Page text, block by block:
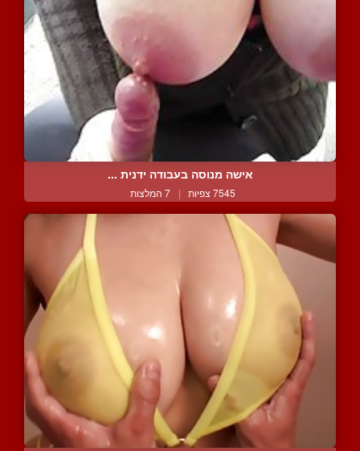
אישה מנוסה בעבודה ידנית ...
7545 צפיות | 7 המלצות